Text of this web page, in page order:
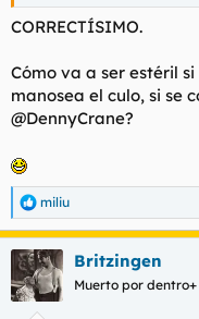
CORRECTÍSIMO.
Cómo va a ser estéril
manosea el culo, si se
@DennyCrane?
R
e
c
c
i
miliu
Britzingen
Muerto por dentro+